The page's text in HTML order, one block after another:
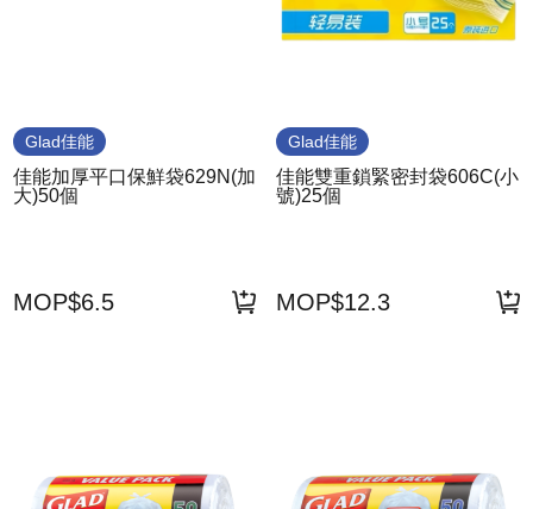
Glad佳能
佳能加厚平口保鮮袋629N(加
大)50個
MOP$6.5
Glad佳能
佳能雙重鎖緊密封袋606C(小
號)25個
MOP$12.3